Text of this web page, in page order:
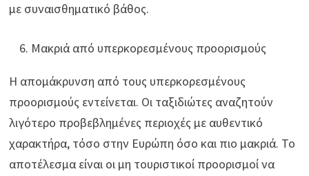
με συναισθηματικό βάθος.
Μακριά από υπερκορεσμένους προορισμούς
Η απομάκρυνση από τους υπερκορεσμένους
προορισμούς εντείνεται. Οι ταξιδιώτες αναζητούν
λιγότερο προβεβλημένες περιοχές με αυθεντικό
χαρακτήρα, τόσο στην Ευρώπη όσο και πιο μακριά. Το
αποτέλεσμα είναι οι μη τουριστικοί προορισμοί να